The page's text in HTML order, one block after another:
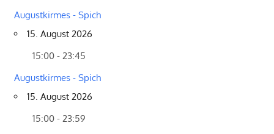
Augustkirmes - Spich
15. August 2026
15:00 - 23:45
Augustkirmes - Spich
15. August 2026
15:00 - 23:59